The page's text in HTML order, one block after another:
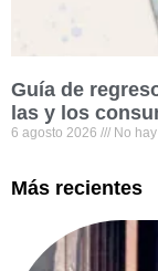
Guía de
las y los
6 agosto 2026 No
Más recientes